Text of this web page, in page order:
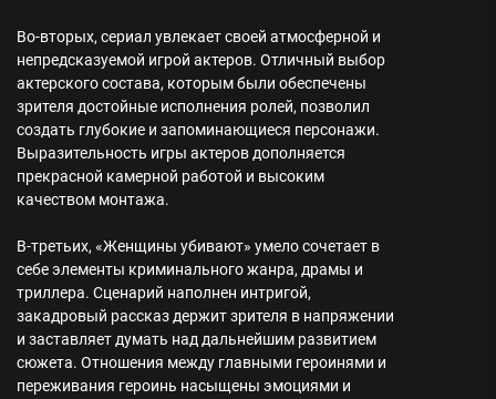
Во-вторых, сериал увлекает своей атмосферной и
непредсказуемой игрой актеров. Отличный выбор
актерского состава, которым были обеспечены
зрителя достойные исполнения ролей, позволил
создать глубокие и запоминающиеся персонажи.
Выразительность игры актеров дополняется
прекрасной камерной работой и высоким
качеством монтажа.
В-третьих, «Женщины убивают» умело сочетает в
себе элементы криминального жанра, драмы и
триллера. Сценарий наполнен интригой,
закадровый рассказ держит зрителя в напряжении
и заставляет думать над дальнейшим развитием
сюжета. Отношения между главными героинями и
переживания героинь насыщены эмоциями и